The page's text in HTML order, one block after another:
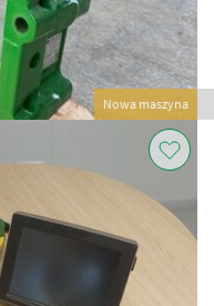
Nowa maszyna